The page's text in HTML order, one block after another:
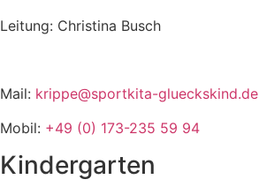
Leitung: Christina Busch
Mail: krippe@sportkita-glueckskind.de
Mobil: +49 (0) 173-235 59 94
Kindergarten